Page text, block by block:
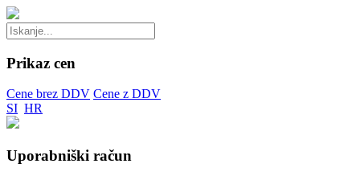
Prikaz cen
Cene brez DDV Cene z DDV
SI HR
Uporabniški račun